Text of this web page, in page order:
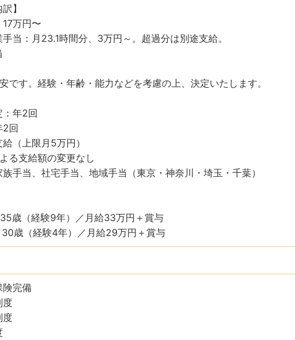
】
17万円〜
手当：月23.1時間分、3万円～。超過分は別途支給。
です。経験・年齢・能力などを考慮の上、決定いたします。
年2回
回
（上限月5万円）
る支給額の変更なし
手当、社宅手当、地域手当（東京・神奈川・埼玉・千葉）
歳（経験9年）／月給33万円＋賞与
歳（経験4年）／月給29万円＋賞与
険完備
度
度